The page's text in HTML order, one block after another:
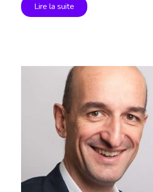
Lire la suite